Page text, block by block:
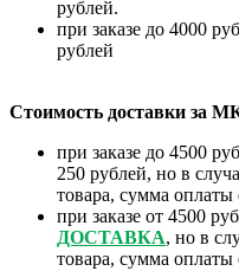
рублей.
при заказе до 4000
рублей
Стоимость доставки за
при заказе до 4500
250 рублей, но в
товара, сумма оплаты
при заказе от 4500
ДОСТАВКА, но в
товара, сумма оплаты